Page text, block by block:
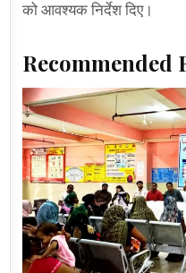
को आवश्यक निर्देश दिए।
Recommended